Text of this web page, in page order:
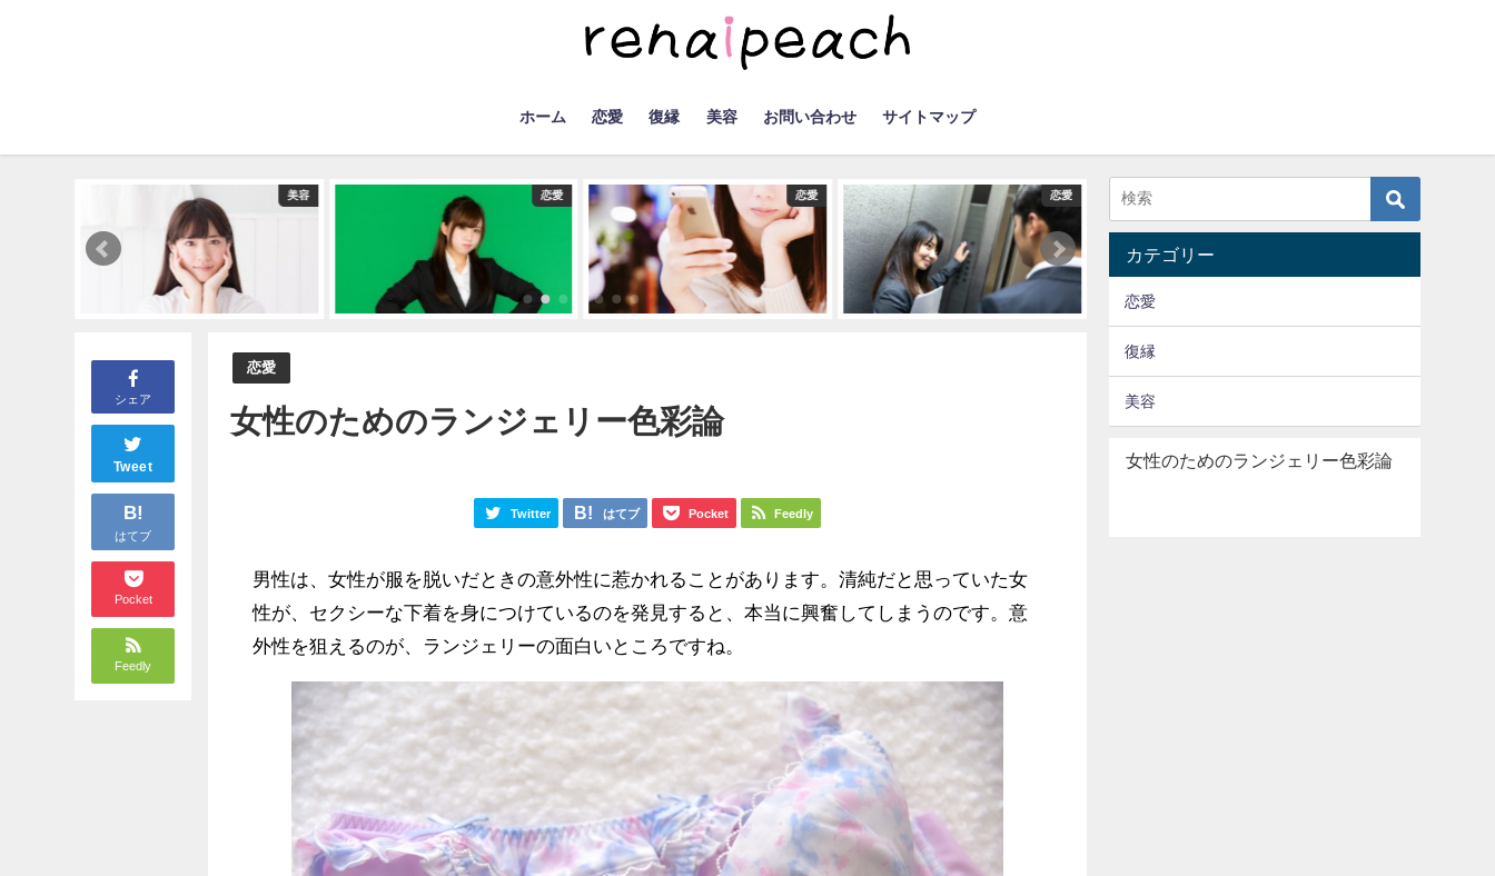
ホーム 恋愛 復縁 美容 お問い合わせ サイトマップ
美容 恋愛 恋愛 恋愛
シェア
Tweet
B!
はてブ
Pocket
Feedly
恋愛
女性のためのランジェリー色彩論
Twitter はてブ Pocket Feedly
男性は、女性が服を脱いだときの意外性に惹かれることがあります。清純だと思っていた女
性が、セクシーな下着を身につけているのを発見すると、本当に興奮してしまうのです。意
外性を狙えるのが、ランジェリーの面白いところですね。
カテゴリー
恋愛
復縁
美容
女性のためのランジェリー色彩論